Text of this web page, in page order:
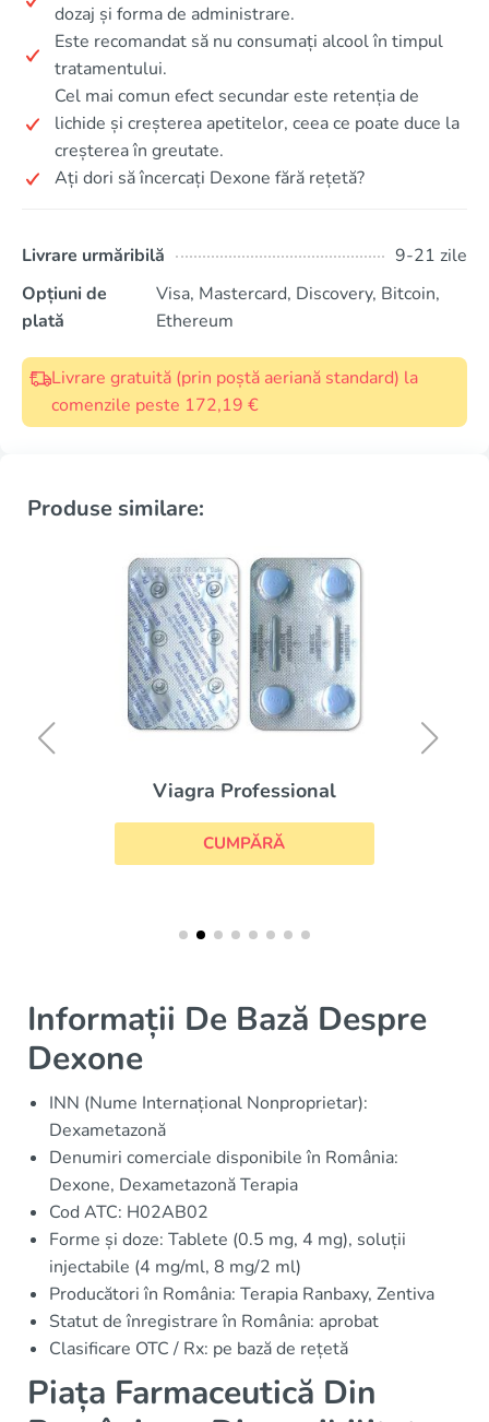
dozaj și forma de administrare.
Este recomandat să nu consumați alcool în timpul
tratamentului.
Cel mai comun efect secundar este retenția de
lichide și creșterea apetitelor, ceea ce poate duce la
creșterea în greutate.
Ați dori să încercați Dexone fără rețetă?
Livrare urmăribilă
9-21 zile
Opțiuni de
plată
Visa, Mastercard, Discovery, Bitcoin,
Ethereum
Livrare gratuită (prin poștă aeriană standard) la
comenzile peste 172,19 €
Produse similare:
Viagra Professional
CUMPĂRĂ
Informații De Bază Despre
Dexone
INN (Nume Internațional Nonproprietar):
Dexametazonă
Denumiri comerciale disponibile în România:
Dexone, Dexametazonă Terapia
Cod ATC: H02AB02
Forme și doze: Tablete (0.5 mg, 4 mg), soluții
injectabile (4 mg/ml, 8 mg/2 ml)
Producători în România: Terapia Ranbaxy, Zentiva
Statut de înregistrare în România: aprobat
Clasificare OTC / Rx: pe bază de rețetă
Piața Farmaceutică Din